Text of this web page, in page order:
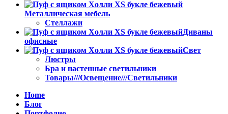
Металлическая мебель
Стеллажи
Диваны
офисные
Свет
Люстры
Бра и настенные светильники
Товары///Освещение///Светильники
Home
Блог